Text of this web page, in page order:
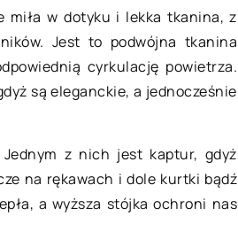
miła w dotyku i lekka tkanina, z
Jest to podwójna tkanina
cyrkulację powietrza.
są eleganckie, a jednocześnie
z nich jest kaptur, gdyż
na rękawach i dole kurtki bądź
a wyższa stójka ochroni nas